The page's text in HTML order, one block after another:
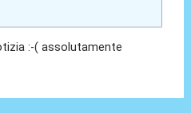
:-( assolutamente